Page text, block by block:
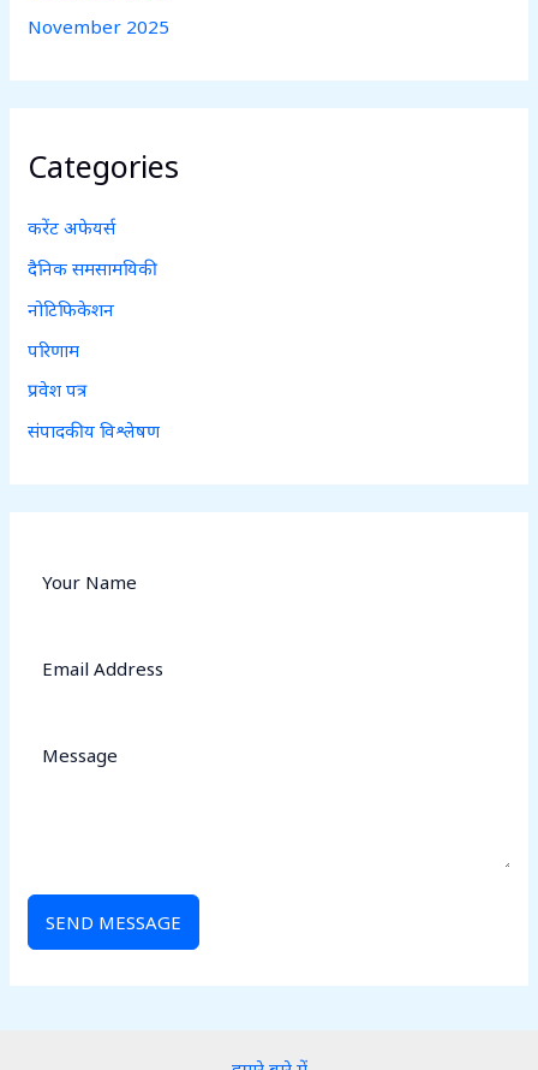
November 2025
Categories
करेंट अफेयर्स
दैनिक समसामयिकी
नोटिफिकेशन
परिणाम
प्रवेश पत्र
संपादकीय विश्लेषण
SEND MESSAGE